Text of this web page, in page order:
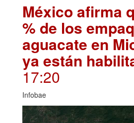
México afirma
% de los
aguacate en
ya están
17:20
Infobae